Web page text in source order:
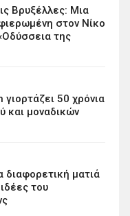
Βρυξέλλες: Μια
στον Νίκο
της
50 χρόνια
και μοναδικών
ματιά
του